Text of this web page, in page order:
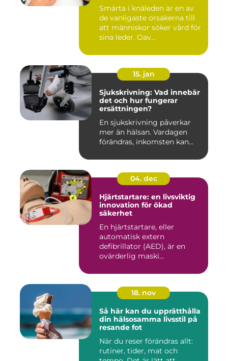
Smärta i knäleden är en av
de vanligaste orsakerna till
att människor söker vård för
sina leder. Oav...
15. jan
Sjukskrivning: Vad innebär
det och hur fungerar
ersättningen?
En sjukskrivning påverkar
mer än hälsan. Vardagen
förändras, inkomsten kan...
04. dec
Hjärtstartare: en livsviktig
innovation för ökad
säkerhet
En hjärtstartare, eller
automatisk extern
defibrillator (AED), är en
ovärderlig maski...
18. nov
Så här kan du upprätthålla
din hälsosamma livsstil på
resande fot
När du reser förändras allt:
rutiner, tider, mat och